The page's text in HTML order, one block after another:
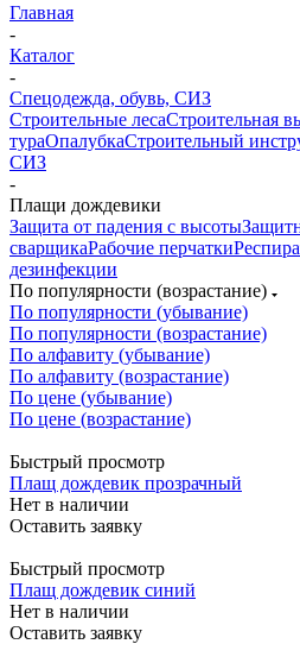
Главная
-
Каталог
-
Спецодежда, обувь, СИЗ
Строительные лесаСтроительная
тураОпалубкаСтроительный
СИЗ
-
Плащи дождевики
Защита от падения с высоты
сварщикаРабочие перчатки
дезинфекции
По популярности (возрастание)
По популярности (убывание)
По популярности (возрастание)
По алфавиту (убывание)
По алфавиту (возрастание)
По цене (убывание)
По цене (возрастание)
Быстрый просмотр
Плащ дождевик прозрачный
Нет в наличии
Оставить заявку
Быстрый просмотр
Плащ дождевик синий
Нет в наличии
Оставить заявку